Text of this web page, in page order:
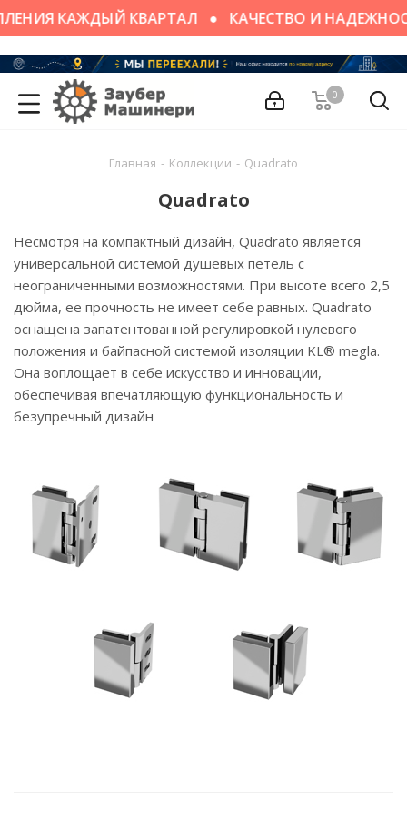
КАЖДЫЙ КВАРТАЛ КАЧЕСТВО И
0
Главная - Коллекции - Quadrato
Quadrato
Несмотря на компактный дизайн, Quadrato является
универсальной системой душевых петель с
неограниченными возможностями. При высоте всего 2,5
дюйма, ее прочность не имеет себе равных. Quadrato
оснащена запатентованной регулировкой нулевого
положения и байпасной системой изоляции KL® megla.
Она воплощает в себе искусство и инновации,
обеспечивая впечатляющую функциональность и
безупречный дизайн